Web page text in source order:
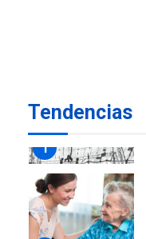
Tendencias
1